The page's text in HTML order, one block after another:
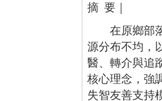
摘 要｜
在原鄉部
源分布不均，
醫、轉介與追
核心理念，強
失智友善支持